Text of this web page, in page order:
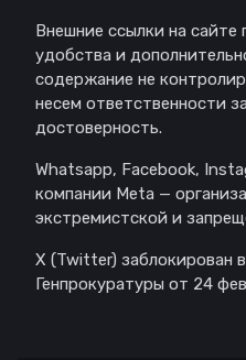
Внешние ссылки на сайте
удобства и
содержание не
несем ответственности
достоверность.
Whatsapp, Facebook,
компании Meta —
экстремистской и
X (Twitter) заблокирован
Генпрокуратуры от 24